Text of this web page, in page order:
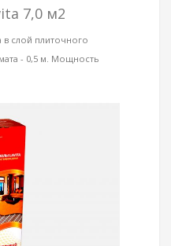
7,0 м2
в слой плиточного
- 0,5 м. Мощность